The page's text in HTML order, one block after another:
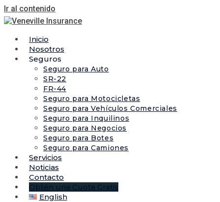
Ir al contenido
Inicio
Nosotros
Seguros
Seguro para Auto
SR-22
FR-44
Seguro para Motocicletas
Seguro para Vehículos Comerciales
Seguro para Inquilinos
Seguro para Negocios
Seguro para Botes
Seguro para Camiones
Servicios
Noticias
Contacto
Obtén una Cuota Gratis
English